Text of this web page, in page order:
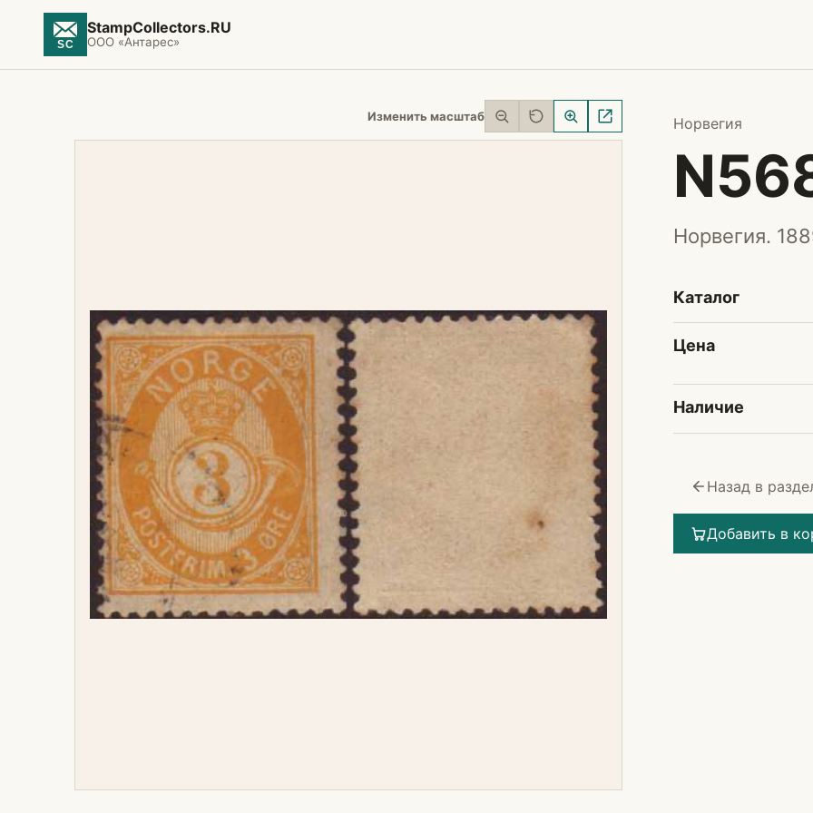
StampCollectors.RU
ООО «Антарес»
Изменить масштаб Норвегия
Норвегия.
Каталог
Цена
Наличие
Назад в
Добавить в